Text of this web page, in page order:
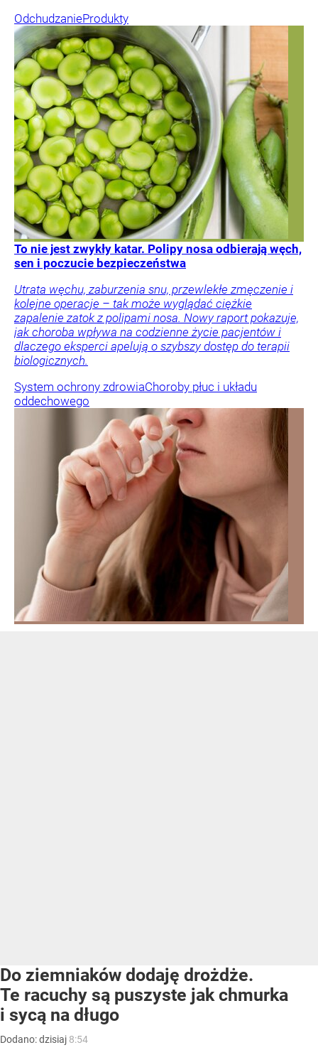
OdchudzanieProdukty
To nie jest zwykły katar. Polipy nosa odbierają węch,
sen i poczucie bezpieczeństwa
Utrata węchu, zaburzenia snu, przewlekłe zmęczenie i
kolejne operacje – tak może wyglądać ciężkie
zapalenie zatok z polipami nosa. Nowy raport pokazuje,
jak choroba wpływa na codzienne życie pacjentów i
dlaczego eksperci apelują o szybszy dostęp do terapii
biologicznych.
System ochrony zdrowiaChoroby płuc i układu
oddechowego
Do ziemniaków dodaję drożdże.
Te racuchy są puszyste jak chmurka
i sycą na długo
Dodano:dzisiaj 8:54